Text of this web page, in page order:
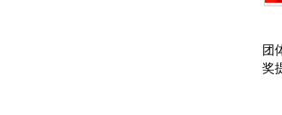
团
奖